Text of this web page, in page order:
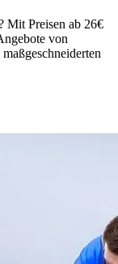
Mit Preisen ab 26€
von